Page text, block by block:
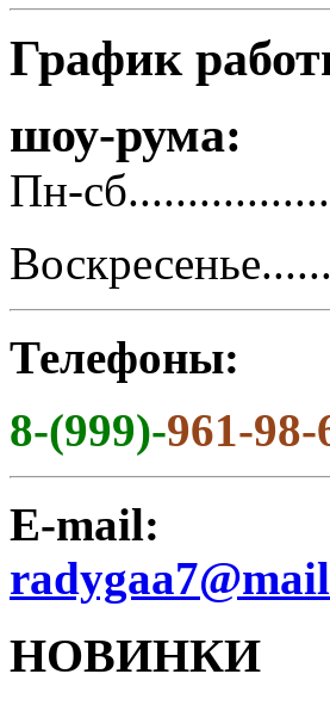
График
шоу-рума:
Пн-сб.................
Телефоны:
8-(999)-961-98-
E-mail:
НОВИНКИ